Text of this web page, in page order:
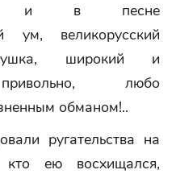
и в песне
ум, великорусский
широкий и
любо
обманом!..
ругательства на
ею восхищался,